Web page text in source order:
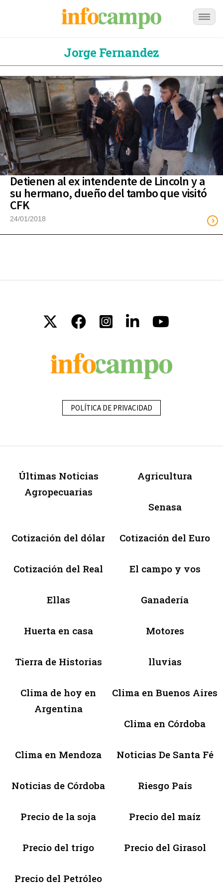
Jorge Fernandez
Detienen al ex intendente de Lincoln y a
su hermano, dueño del tambo que visitó
CFK
24/01/2018
POLÍTICA DE PRIVACIDAD
Últimas Noticias
Agropecuarias
Agricultura
Senasa
Cotización del dólar Cotización del Euro
Cotización del Real El campo y vos
Ellas Ganadería
Huerta en casa Motores
Tierra de Historias lluvias
Clima de hoy en
Argentina
Clima en Buenos Aires
Clima en Córdoba
Clima en Mendoza Noticias De Santa Fé
Noticias de Córdoba Riesgo País
Precio de la soja Precio del maíz
Precio del trigo Precio del Girasol
Precio del Petróleo